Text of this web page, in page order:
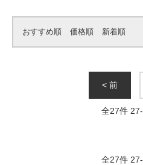
おすすめ順 価格順 新着順
< 前
全27件 27-
全27件 27-